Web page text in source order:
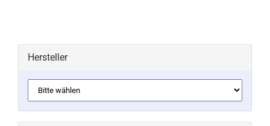
Hersteller